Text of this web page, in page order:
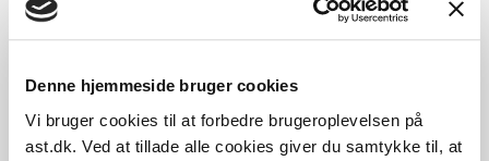
Denne hjemmeside bruger cookies
Vi bruger cookies til at forbedre brugeroplevelsen på
ast.dk. Ved at tillade alle cookies giver du samtykke til, at
kombination af traditionel undervisning og e-læring – også
kendt som ”blended learning”.